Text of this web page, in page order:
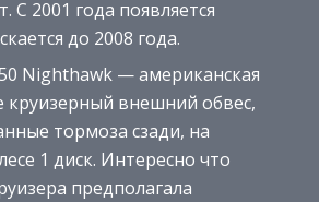
С 2001 года появляется
до 2008 года.
Nighthawk — американская
круизерный внешний обвес,
тормоза сзади, на
1 диск. Интересно что
предполагала